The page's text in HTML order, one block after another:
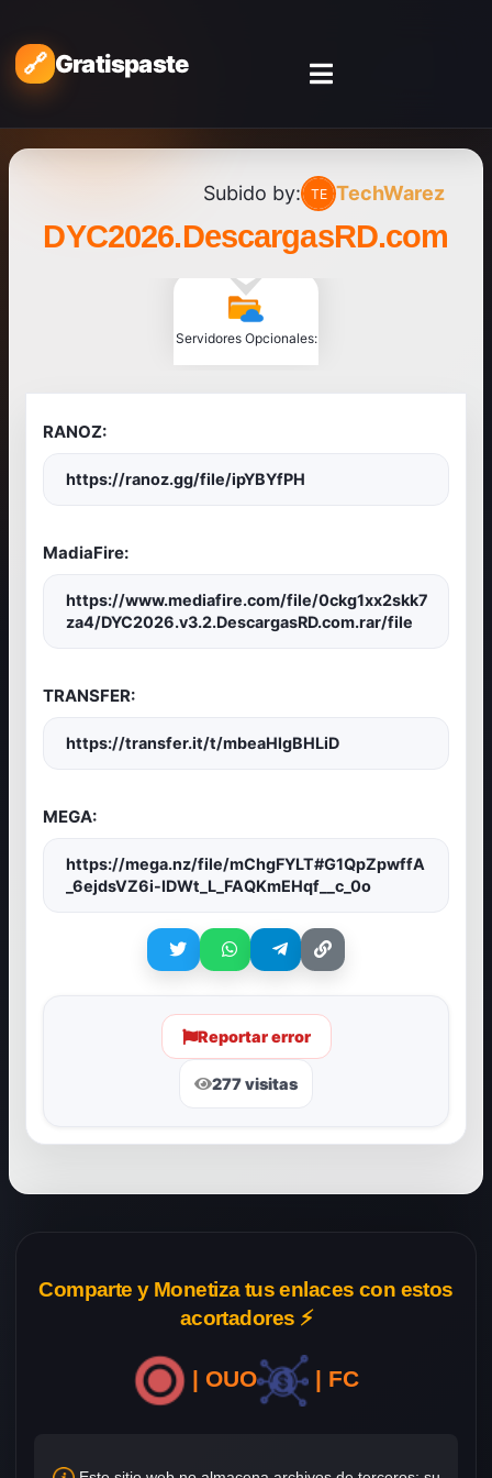
Gratispaste
Subido by: TechWarez
DYC2026.DescargasRD.com
Servidores Opcionales:
RANOZ:
https://ranoz.gg/file/ipYBYfPH
MadiaFire:
https://www.mediafire.com/file/0ckg1xx2skk7
za4/DYC2026.v3.2.DescargasRD.com.rar/file
TRANSFER:
https://transfer.it/t/mbeaHlgBHLiD
MEGA:
https://mega.nz/file/mChgFYLT#G1QpZpwffA
_6ejdsVZ6i-IDWt_L_FAQKmEHqf__c_0o
Reportar error
277 visitas
Comparte y Monetiza tus enlaces con estos
acortadores ⚡
| OUO | FC